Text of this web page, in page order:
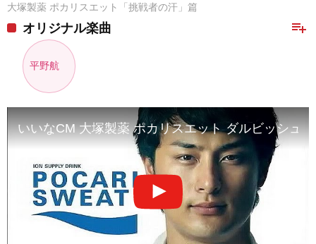
大塚製薬 ポカリスエット「挑戦者の汗」篇
playlist_add
オリジナル楽曲
平野航
いいなCM 大塚製薬 ポカリスエット ダルビッシュ